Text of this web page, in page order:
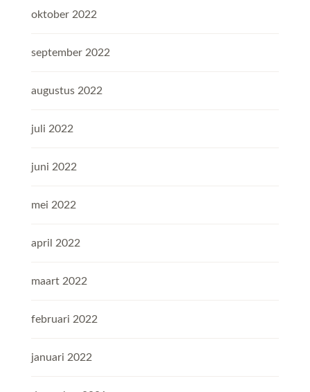
oktober 2022
september 2022
augustus 2022
juli 2022
juni 2022
mei 2022
april 2022
maart 2022
februari 2022
januari 2022